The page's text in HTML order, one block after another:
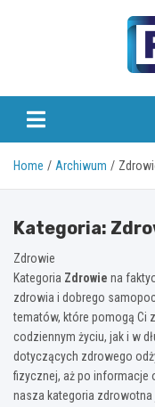
Home Archiwum
Kategoria:
Zdrowie
Kategoria Zdrowie na
zdrowia i dobrego
tematów, które pomogą Ci
codziennym życiu, jak i w
dotyczących zdrowego
fizycznej, aż po informacje
nasza kategoria